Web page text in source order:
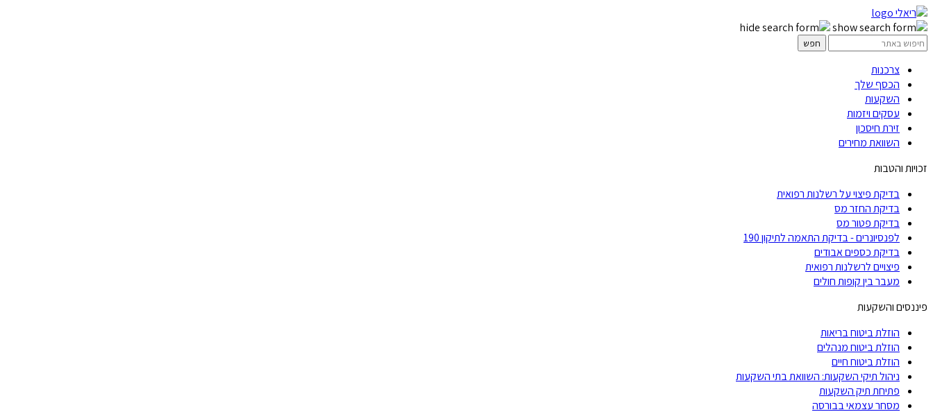
צרכנות
הכסף שלך
השקעות
עסקים ויזמות
זירת חיסכון
השוואת מחירים
זכויות והטבות
בדיקת פיצוי על רשלנות רפואית
בדיקת החזר מס
בדיקת פטור מס
לפנסיונרים - בדיקת התאמה לתיקון 190
בדיקת כספים אבודים
פיצויים לרשלנות רפואית
מעבר בין קופות חולים
פיננסים והשקעות
הוזלת ביטוח בריאות
הוזלת ביטוח מנהלים
הוזלת ביטוח חיים
ניהול תיקי השקעות: השוואת בתי השקעות
פתיחת תיק השקעות
מסחר עצמאי בבורסה